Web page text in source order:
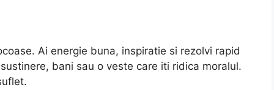
Ai energie buna, inspiratie si rezolvi rapid
bani sau o veste care iti ridica moralul.